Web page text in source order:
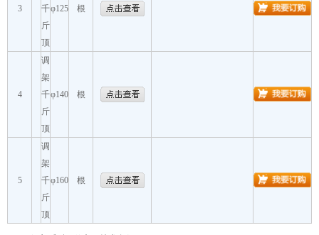
3
千
斤
顶
φ125 根
4
调
架
千
斤
顶
φ140 根
5
调
架
千
斤
顶
φ160 根